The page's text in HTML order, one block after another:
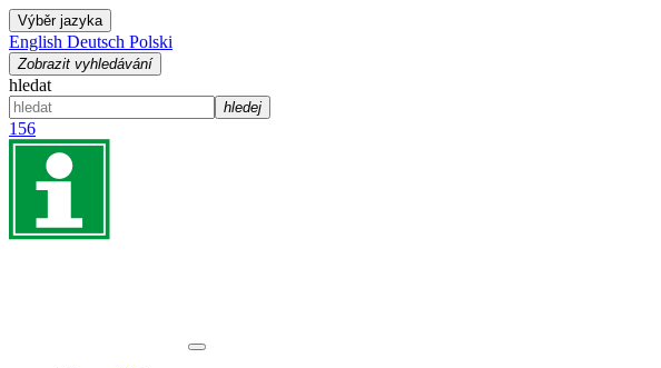
Výběr jazyka
English Deutsch Polski
Zobrazit vyhledávání
hledat
hledej
156